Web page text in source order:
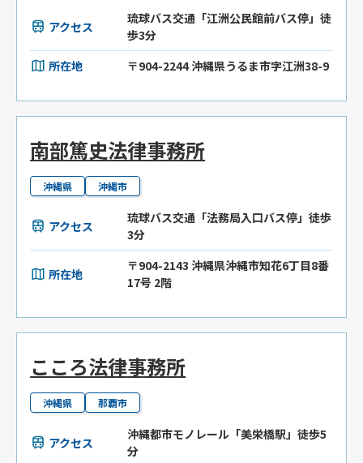
アクセス
琉球バス交通「江洲公民館前バス停」徒
歩3分
所在地
〒904-2244 沖縄県うるま市字江洲38-9
南部篤史法律事務所
沖縄県 沖縄市
アクセス
琉球バス交通「法務局入口バス停」徒歩
3分
所在地
〒904-2143 沖縄県沖縄市知花6丁目8番
17号 2階
こころ法律事務所
沖縄県 那覇市
アクセス
沖縄都市モノレール「美栄橋駅」徒歩5
分